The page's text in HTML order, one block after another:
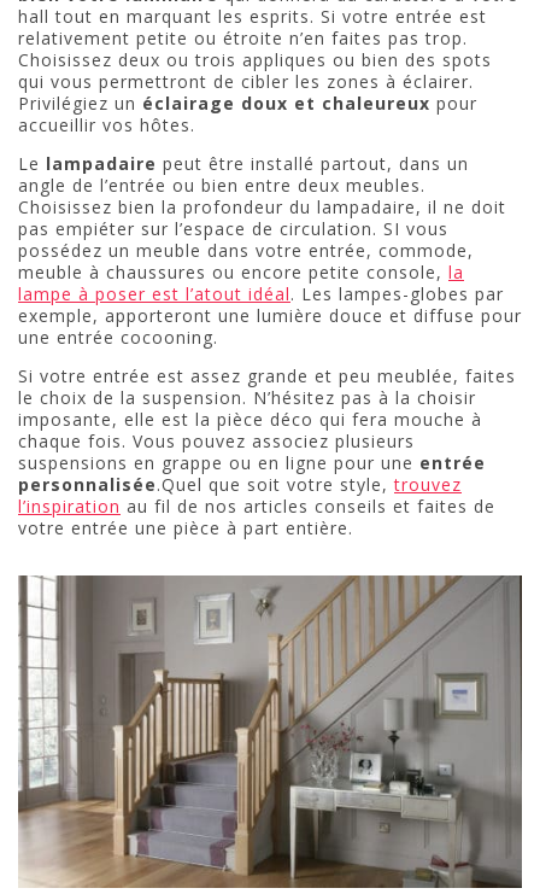
hall tout en marquant les esprits. Si votre entrée est
relativement petite ou étroite n’en faites pas trop.
Choisissez deux ou trois appliques ou bien des spots
qui vous permettront de cibler les zones à éclairer.
Privilégiez un éclairage doux et chaleureux pour
accueillir vos hôtes.
Le lampadaire peut être installé partout, dans un
angle de l’entrée ou bien entre deux meubles.
Choisissez bien la profondeur du lampadaire, il ne doit
pas empiéter sur l’espace de circulation. SI vous
possédez un meuble dans votre entrée, commode,
meuble à chaussures ou encore petite console, la
lampe à poser est l’atout idéal. Les lampes-globes par
exemple, apporteront une lumière douce et diffuse pour
une entrée cocooning.
Si votre entrée est assez grande et peu meublée, faites
le choix de la suspension. N’hésitez pas à la choisir
imposante, elle est la pièce déco qui fera mouche à
chaque fois. Vous pouvez associez plusieurs
suspensions en grappe ou en ligne pour une entrée
personnalisée.Quel que soit votre style,trouvez
l’inspiration au fil de nos articles conseils et faites de
votre entrée une pièce à part entière.